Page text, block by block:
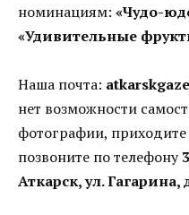
номинациям: «Чудо-
«Удивительные
Наша почта:
нет возможности
фотографии,
позвоните по телефону
Аткарск, ул. Гагарина,